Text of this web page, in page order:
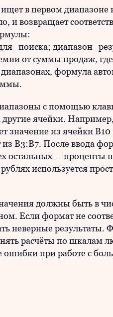
в первом диапазоне
и возвращает
от суммы продаж,
формула
с помощью
ячейки. Например,
из ячейки B10
из B3:B7. После ввода
остальных — проценты
используется
должны быть в
Если формат не
неверные результаты.
расчёты по шкалам
ошибки при работе с